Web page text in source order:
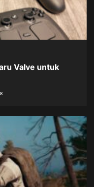
Valve untuk